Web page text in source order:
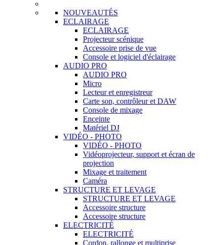
NOUVEAUTÉS
ECLAIRAGE
ECLAIRAGE
Projecteur scénique
Accessoire prise de vue
Console et logiciel d'éclairage
AUDIO PRO
AUDIO PRO
Micro
Lecteur et enregistreur
Carte son, contrôleur et DAW
Console de mixage
Enceinte
Matériel DJ
VIDÉO - PHOTO
VIDÉO - PHOTO
Vidéoprojecteur, support et écran de
projection
Mixage et traitement
Caméra
STRUCTURE ET LEVAGE
STRUCTURE ET LEVAGE
Accessoire structure
Accessoire structure
ELECTRICITÉ
ELECTRICITÉ
Cordon, rallonge et multiprise